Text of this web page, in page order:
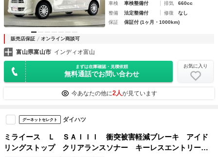
車検
車検整備付 排気
660cc
整備
法定整備付 修復
なし
保証
保証付 (1ヶ月・1000km)
販売店保証 オンライン商談可
富山県富山市 インディオ富山
まずは在庫確認・見積依頼
無料通話でお問い合わせ
お気に入り
今あなたの他に2人が見ています
グーネットセレクト ダイハツ
ミライース Ｌ ＳＡＩＩＩ 衝突被害軽減ブレーキ アイド
リングストップ クリアランスソナー キーレスエントリー